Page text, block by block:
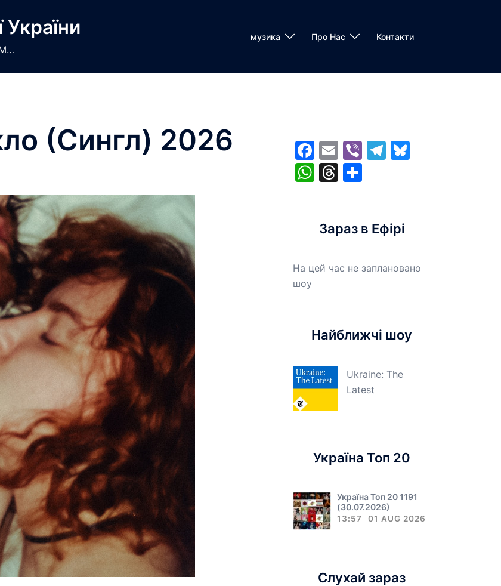
України музика Про Нас Контакти
(Сингл) 2026 Facebook
EmailViberTelegram
Bluesky
WhatsApp
Threads
Share
Зараз в Ефірі
На цей час не заплановано
шоу
Найближчі шоу
Ukraine: The
Latest
Україна Топ 20
Україна Топ 20 1191
(30.07.2026)
13:57 01 AUG 2026
Слухай зараз